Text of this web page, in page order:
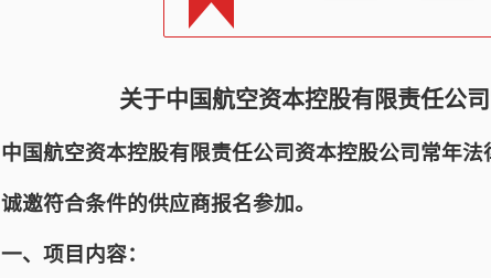
关于中国航空资本控股有限责任公
中国航空资本控股有限责任公司资本控股公司常年
诚邀符合条件的供应商报名参加。
一、项目内容：